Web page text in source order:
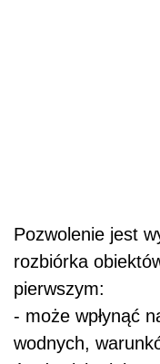
Pozwolenie jest
rozbiórka
pierwszym:
- może wpłynąć
wodnych,